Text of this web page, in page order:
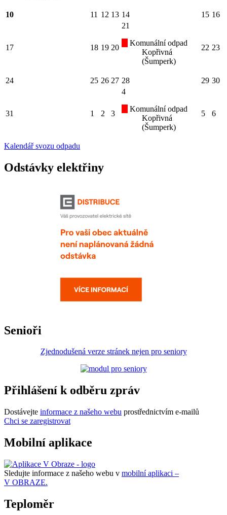
10 11 12 13 14 15 16
17 18 19 20
21
Komunální odpad
Kopřivná
(Šumperk)
22 23
24 25 26 27 28 29 30
31 1 2 3
4
Komunální odpad
Kopřivná
(Šumperk)
5 6
Kalendář svozu odpadu
Odstávky elektřiny
Senioři
Zjednodušená verze stránek nejen pro seniory
Přihlášení k odběru zpráv
Dostávejte informace z našeho webu prostřednictvím e-mailů
Chci se zaregistrovat
Mobilní aplikace
Sledujte informace z našeho webu v mobilní aplikaci –
V OBRAZE.
Teploměr